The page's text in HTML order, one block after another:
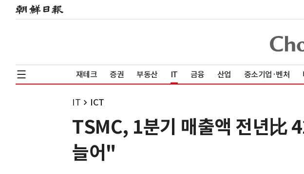
재테크 증권 부동산 IT 금융 산업 중소기업·벤처
IT ICT
TSMC, 1분기 매출액 전년
늘어"